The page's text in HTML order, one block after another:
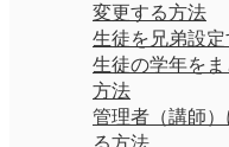
生徒の学年を
方法
変更する方法
生徒を兄弟設
管理者（講師
る方法